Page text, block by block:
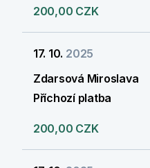
200,00 CZK
17. 10. 2025
Zdarsová Miroslava
Příchozí platba
200,00 CZK